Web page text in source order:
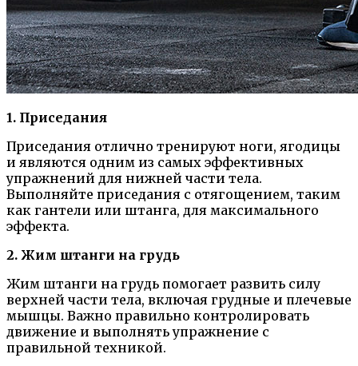
1. Приседания
Приседания отлично тренируют ноги, ягодицы
и являются одним из самых эффективных
упражнений для нижней части тела.
Выполняйте приседания с отягощением, таким
как гантели или штанга, для максимального
эффекта.
2. Жим штанги на грудь
Жим штанги на грудь помогает развить силу
верхней части тела, включая грудные и плечевые
мышцы. Важно правильно контролировать
движение и выполнять упражнение с
правильной техникой.